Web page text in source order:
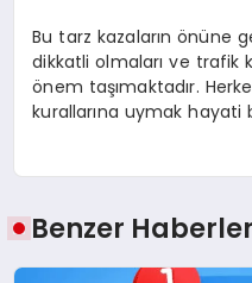
Bu tarz kazaların önüne
dikkatli olmaları ve trafik
önem taşımaktadır.
kurallarına uymak hayati
Benzer Haberler